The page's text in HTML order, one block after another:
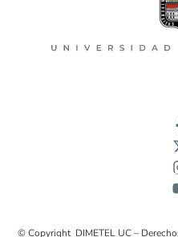
© Copyright DIMETEL UC –